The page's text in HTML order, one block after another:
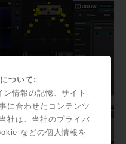
ついて:
情報の記憶、サイト
に合わせたコンテンツ
社は、当社のプライバ
などの個人情報を